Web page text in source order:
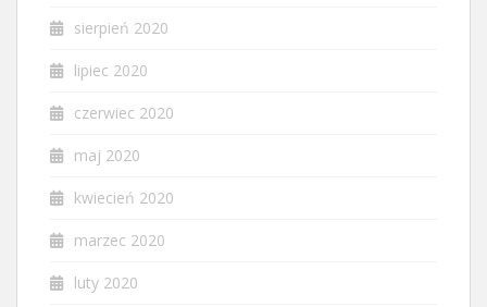
sierpień 2020
lipiec 2020
czerwiec 2020
maj 2020
kwiecień 2020
marzec 2020
luty 2020